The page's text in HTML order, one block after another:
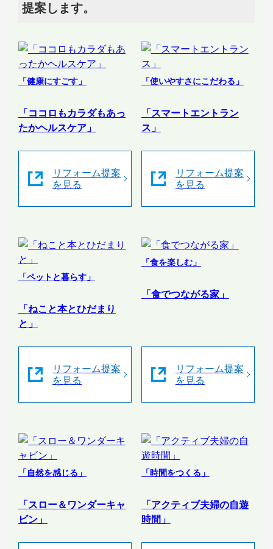
提案します。
「健康にすごす」
「ココロもカラダもあっ
たかヘルスケア」
リフォーム提案
を見る
「使いやすさにこだわる」
「スマートエントラン
ス」
リフォーム提案
を見る
「ペットと暮らす」
「ねこと本とひだまり
と」
リフォーム提案
を見る
「食を楽しむ」
「食でつながる家」
リフォーム提案
を見る
「自然を感じる」
「スロー＆ワンダーキャ
ビン」
「時間をつくる」
「アクティブ夫婦の自遊
時間」